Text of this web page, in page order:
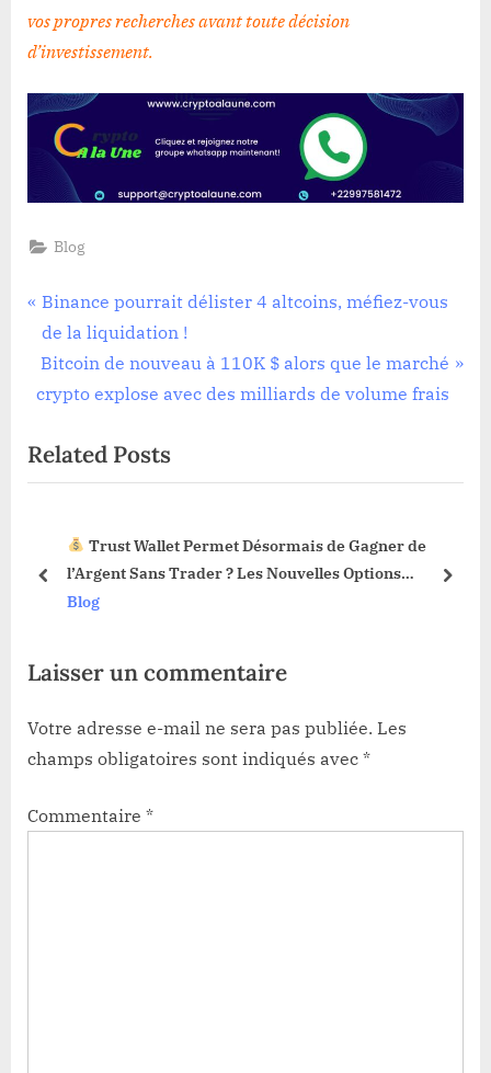
vos propres recherches avant toute décision
d’investissement.
Blog
Navigation
de
l’article
P
r
e
v
o
u
o
:
Binance pourrait délister 4 altcoins, méfiez-vous
de la liquidation !
N
e
t
P
t
Bitcoin de nouveau à 110K $ alors que le marché
crypto explose avec des milliards de volume frais
Related Posts
de
La Fonction Sell Limit Débarque sur les
Web3 : Voici Pourquoi Ça Change Tout !
prev next
Laisser un commentaire
Votre adresse e-mail ne sera pas publiée. Les
champs obligatoires sont indiqués avec *
Commentaire *